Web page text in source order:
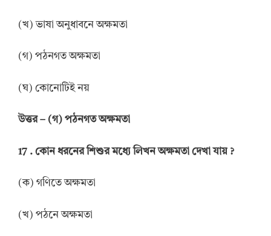
(খ) ভাষা অনুধাবনে অক্ষমতা
(গ) পঠনগত অক্ষমতা
(ঘ) কোনোটিই নয়
উত্তর– (গ) পঠনগত অক্ষমতা
17 . কোন ধরনের শিশুর মধ্যে লিখন অক্ষমতা দেখা যায় ?
(ক) গণিতে অক্ষমতা
(খ) পঠনে অক্ষমতা